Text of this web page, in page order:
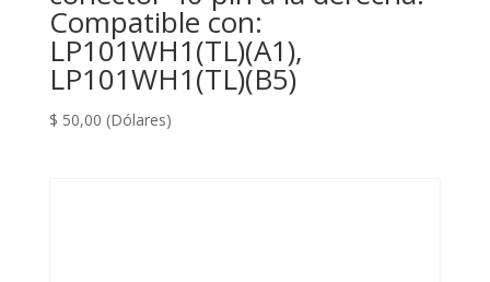
Compatible con:
LP101WH1(TL)(A1),
LP101WH1(TL)(B5)
$ 50,00 (Dólares)